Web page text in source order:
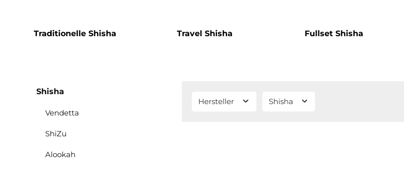
Traditionelle Shisha Travel Shisha Fullset Shisha
Shisha
Vendetta
ShiZu
Alookah
Hersteller Shisha